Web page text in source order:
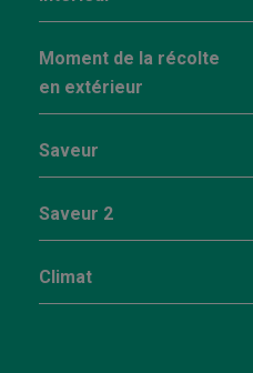
Moment de la récolte
en extérieur
Saveur
Saveur 2
Climat